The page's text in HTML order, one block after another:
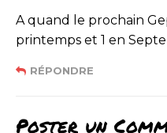
A quand le prochain
printemps et 1 en
RÉPONDRE
Poster un